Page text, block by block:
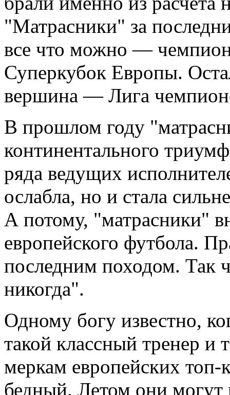
"Матрасники" за
все что можно —
Суперкубок Европы.
вершина — Лига
В прошлом году
континентального
ряда ведущих
ослабла, но и стала
А потому, "матрасники"
европейского футбола.
последним походом. Так
никогда".
Одному богу известно,
такой классный тренер и
меркам европейских топ-
бедный. Летом они могут